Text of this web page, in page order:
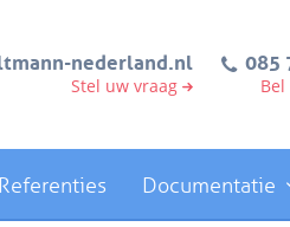
nederland.nl
Stel uw vraag
085
Referenties Documentatie